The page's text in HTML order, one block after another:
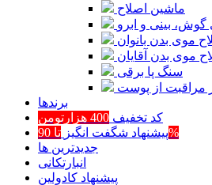
ماشین اصلاح
گوش، بینی و ابرو
موی بدن بانوان
موی بدن آقایان
سنگ پا برقی
مراقبت از پوست
برند‌ها
کد تخفیف 400 هزارتومن
پیشنهاد شگفت انگیزتا 90%
جدیدترین ها
انبارتکانی
پیشنهاد کادولین